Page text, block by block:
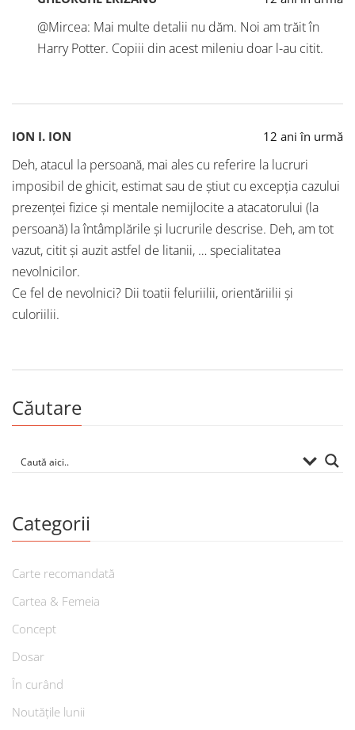
@Mircea: Mai multe detalii nu dăm. Noi am trăit în
Harry Potter. Copiii din acest mileniu doar l-au citit.
ION I. ION 12 ani în urmă
Deh, atacul la persoană, mai ales cu referire la lucruri
imposibil de ghicit, estimat sau de știut cu excepția cazului
prezenței fizice și mentale nemijlocite a atacatorului (la
persoană) la întâmplările și lucrurile descrise. Deh, am tot
vazut, citit și auzit astfel de litanii, … specialitatea
nevolnicilor.
Ce fel de nevolnici? Dii toatii feluriilii, orientăriilii și
culoriilii.
Căutare
Categorii
Carte recomandată
Cartea & Femeia
Concept
Dosar
În curând
Noutățile lunii